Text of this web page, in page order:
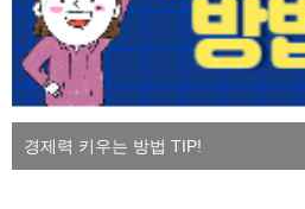
경제력 키우는 방법 TIP!